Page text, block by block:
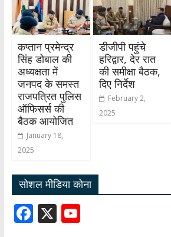
कप्तान प्रमेन्द्र
सिंह डोबाल की
अध्यक्षता में
जनपद के समस्त
राजपत्रित पुलिस
ऑफिसर्स की
बैठक आयोजित
January 18,
2025
डीजीपी पहुंचे
हरिद्वार, देर रात
की समीक्षा बैठक,
दिए निर्देश
February 2,
2025
सोशल मीडिया कोना
F X Y